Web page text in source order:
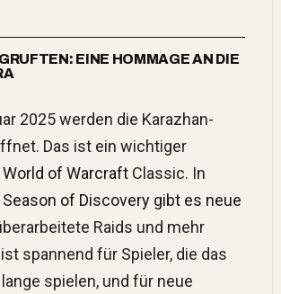
EINE HOMMAGE AN DIE
Das ist ein wichtiger
World of WarcraftClassic. In
Season of Discovery gibt es neue
Raids und mehr
spannend für Spieler, die das
spielen, und für neue